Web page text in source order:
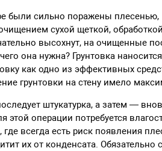
были сильно поражены
сухой щеткой,
высохнут, на очищенные
она нужна? Грунтовка
как одно из эффективных
грунтовки на стену имело
штукатурка, а затем —
этой операции потребуется
всегда есть риск появления
их от конденсата.